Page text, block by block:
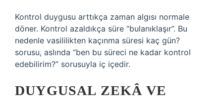
Kontrol duygusu arttıkça zaman algısı normale
döner. Kontrol azaldıkça süre “bulanıklaşır”. Bu
nedenle vasililikten kaçınma süresi kaç gün?
sorusu, aslında “ben bu süreci ne kadar kontrol
edebilirim?” sorusuyla iç içedir.
DUYGUSAL ZEKÂ VE